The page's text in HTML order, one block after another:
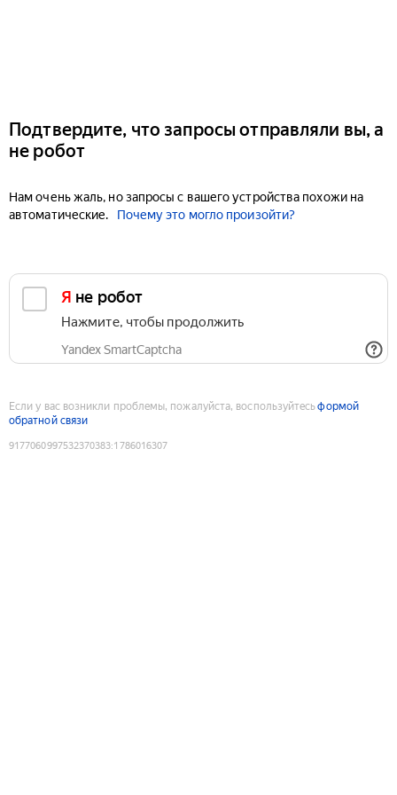
Подтвердите, что запросы отправляли вы, а
не робот
Нам очень жаль, но запросы с вашего устройства похожи на
автоматические.
Почему это могло произойти?
Я не робот
Нажмите, чтобы продолжить
Yandex SmartCaptcha
Если у вас возникли проблемы, пожалуйста, воспользуйтесьформой
обратной связи
9177060997532370383:1786016307